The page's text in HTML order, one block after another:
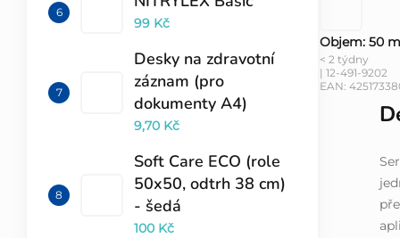
99 Kč
Desky na zdravotní
záznam (pro
dokumenty A4)
9,70 Kč
Soft Care ECO (role
50x50, odtrh 38 cm)
- šedá
100 Kč
Objem: 50
< 2 týdny
| 12-491-9202
EAN: